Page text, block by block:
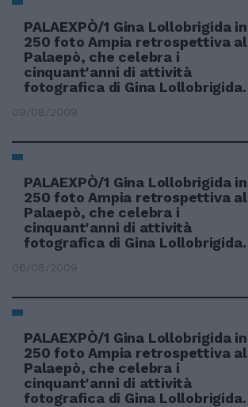
PALAEXPÒ/1 Gina Lollobrigida in
250 foto Ampia retrospettiva al
Palaepò, che celebra i
cinquant'anni di attività
fotografica di Gina Lollobrigida.
09/08/2009
PALAEXPÒ/1 Gina Lollobrigida in
250 foto Ampia retrospettiva al
Palaepò, che celebra i
cinquant'anni di attività
fotografica di Gina Lollobrigida.
06/08/2009
PALAEXPÒ/1 Gina Lollobrigida in
250 foto Ampia retrospettiva al
Palaepò, che celebra i
cinquant'anni di attività
fotografica di Gina Lollobrigida.